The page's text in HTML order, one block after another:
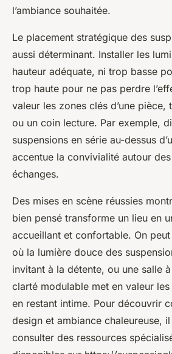
l’ambiance souhaitée.
Le placement stratégique des
aussi déterminant. Installer les
hauteur adéquate, ni trop basse
trop haute pour ne pas perdre
valeur les zones clés d’une pièce,
ou un coin lecture. Par exemple,
suspensions en série au-dessus
accentue la convivialité autour
échanges.
Des mises en scène réussies
bien pensé transforme un lieu en
accueillant et confortable. On
où la lumière douce des
invitant à la détente, ou une salle
clarté modulable met en valeur
en restant intime. Pour découvrir
design et ambiance chaleureuse,
consulter des ressources